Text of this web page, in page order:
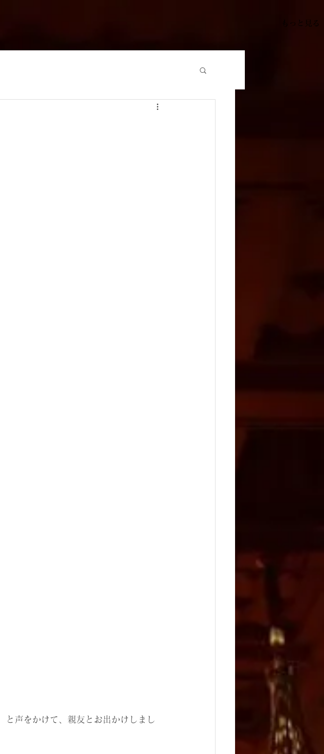
もっと見る